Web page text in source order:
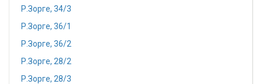
Р.Зорге, 34/3
Р.Зорге, 36/1
Р.Зорге, 36/2
Р.Зорге, 28/2
Р.Зорге, 28/3